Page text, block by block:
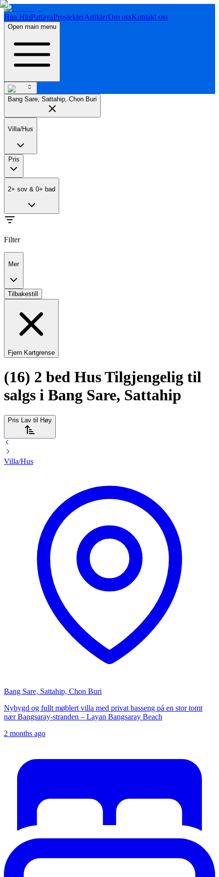
Hua HinPattayaProsjekterArtiklerOm ossKontakt oss
Open main menu
Bang Sare, Sattahip, Chon Buri
Villa/Hus
Pris
2+ sov & 0+ bad
Filter
Mer
Tilbakestill
Fjern Kartgrense
(16) 2 bed Hus Tilgjengelig til
salgs i Bang Sare, Sattahip
Pris Lav til Høy
Villa/Hus
Bang Sare, Sattahip, Chon Buri
Nybygd og fullt møblert villa med privat basseng på en stor tomt
nær Bangsaray-stranden – Layan Bangsaray Beach
2 months ago